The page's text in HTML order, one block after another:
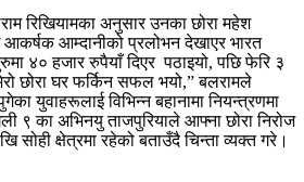
रिखियामका अनुसार उनका छोरा महेश
आकर्षक आम्दानीको प्रलोभन देखाएर भारत
४० हजार रुपैयाँ दिएर पठाइयो, पछि फेरि ३
छोरा घर फर्किन सफल भयो,” बलरामले
युवाहरूलाई विभिन्न बहानामा नियन्त्रणमा
९ का अभिनयु ताजपुरियाले आफ्ना छोरा निरोज
सोही क्षेत्रमा रहेको बताउँदै चिन्ता व्यक्त गरे।